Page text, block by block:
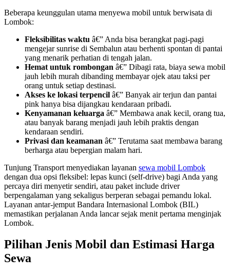
Beberapa keunggulan utama menyewa mobil untuk berwisata di
Lombok:
Fleksibilitas waktu â€” Anda bisa berangkat pagi-pagi
mengejar sunrise di Sembalun atau berhenti spontan di pantai
yang menarik perhatian di tengah jalan.
Hemat untuk rombongan â€” Dibagi rata, biaya sewa mobil
jauh lebih murah dibanding membayar ojek atau taksi per
orang untuk setiap destinasi.
Akses ke lokasi terpencil â€” Banyak air terjun dan pantai
pink hanya bisa dijangkau kendaraan pribadi.
Kenyamanan keluarga â€” Membawa anak kecil, orang tua,
atau banyak barang menjadi jauh lebih praktis dengan
kendaraan sendiri.
Privasi dan keamanan â€” Terutama saat membawa barang
berharga atau bepergian malam hari.
Tunjung Transport menyediakan layanan sewa mobil Lombok
dengan dua opsi fleksibel: lepas kunci (self-drive) bagi Anda yang
percaya diri menyetir sendiri, atau paket include driver
berpengalaman yang sekaligus berperan sebagai pemandu lokal.
Layanan antar-jemput Bandara Internasional Lombok (BIL)
memastikan perjalanan Anda lancar sejak menit pertama menginjak
Lombok.
Pilihan Jenis Mobil dan Estimasi Harga
Sewa